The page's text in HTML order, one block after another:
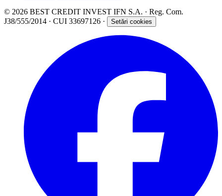
© 2026 BEST CREDIT INVEST IFN S.A. · Reg. Com.
J38/555/2014 · CUI 33697126 ·
Setări cookies